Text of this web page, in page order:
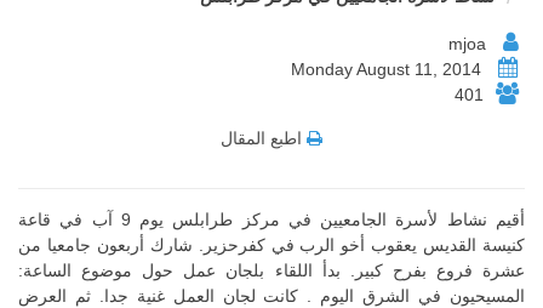
401
اطبع المقال
أقيم نشاط لأسرة الجامعيين في مركز طرابلس يوم 9 آب في قاعة
كنيسة القديس يعقوب أخو الرب في كفرحزير. شارك أربعون جامعيا من
عشرة فروع بفرح كبير. بدأ اللقاء بلجان عمل حول موضوع الساعة:
المسيحيون في الشرق اليوم . كانت لجان العمل غنية جدا. ثم العرض